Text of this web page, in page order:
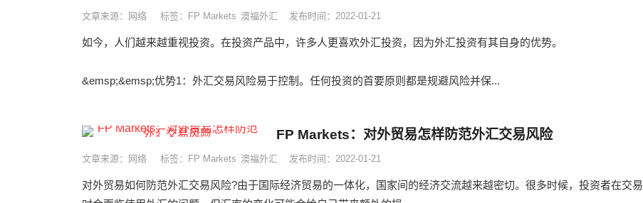
文章来源：网络 标签： FP Markets 澳福外汇 发布时间：2022-01-21
如今，人们越来越重视投资。在投资产品中，许多人更喜欢外汇投资，因为外汇投资有其自身的优势。
&emsp;&emsp;优势1：外汇交易风险易于控制。任何投资的首要原则都是规避风险并保...
FP Markets：对外贸易怎样防范外汇交易风险
文章来源：网络 标签： FP Markets 澳福外汇 发布时间：2022-01-21
对外贸易如何防范外汇交易风险?由于国际经济贸易的一体化，国家间的经济交流越来越密切。很多时候，投资者在交易